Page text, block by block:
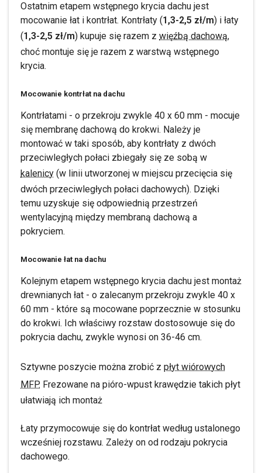
Ostatnim etapem wstępnego krycia dachu jest
mocowanie łat i kontrłat. Kontrłaty (1,3-2,5 zł/m) i łaty
(1,3-2,5 zł/m) kupuje się razem z więźbą dachową,
choć montuje się je razem z warstwą wstępnego
krycia.
Mocowanie kontrłat na dachu
Kontrłatami - o przekroju zwykle 40 x 60 mm - mocuje
się membranę dachową do krokwi. Należy je
montować w taki sposób, aby kontrłaty z dwóch
przeciwległych połaci zbiegały się ze sobą w
kalenicy (w linii utworzonej w miejscu przecięcia się
dwóch przeciwległych połaci dachowych). Dzięki
temu uzyskuje się odpowiednią przestrzeń
wentylacyjną między membraną dachową a
pokryciem.
Mocowanie łat na dachu
Kolejnym etapem wstępnego krycia dachu jest montaż
drewnianych łat - o zalecanym przekroju zwykle 40 x
60 mm - które są mocowane poprzecznie w stosunku
do krokwi. Ich właściwy rozstaw dostosowuje się do
pokrycia dachu, zwykle wynosi on 36-46 cm.
Sztywne poszycie można zrobić z płyt wiórowych
MFP. Frezowane na pióro-wpust krawędzie takich płyt
ułatwiają ich montaż
Łaty przymocowuje się do kontrłat według ustalonego
wcześniej rozstawu. Zależy on od rodzaju pokrycia
dachowego.